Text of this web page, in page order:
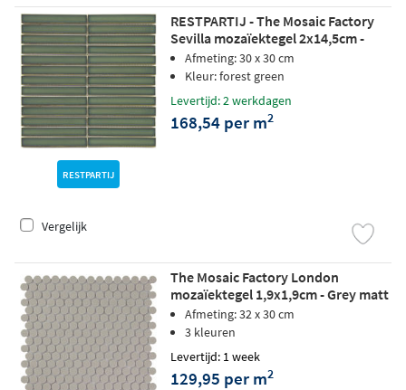
RESTPARTIJ
RESTPARTIJ - The Mosaic Factory
Sevilla mozaïektegel 2x14,5cm -
Forest Green glossy
Afmeting: 30 x 30 cm
Kleur: forest green
Levertijd: 2 werkdagen
168,54 per m2
Vergelijk
The Mosaic Factory London
mozaïektegel 1,9x1,9cm - Grey matt
Afmeting: 32 x 30 cm
3 kleuren
Levertijd: 1 week
129,95 per m2